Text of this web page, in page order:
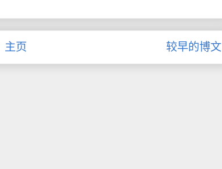
较早的博文
主页